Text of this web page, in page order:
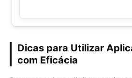
Dicas para Utilizar
com Eficácia